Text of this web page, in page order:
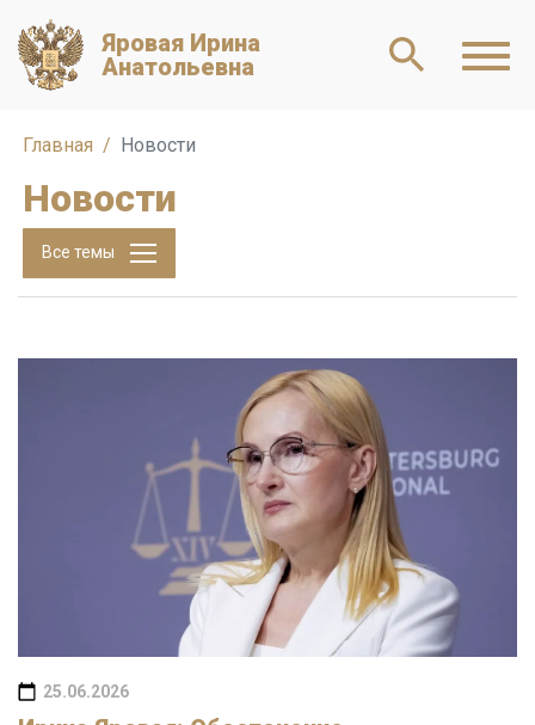
Яровая Ирина
Анатольевна
Главная Новости
Новости
Все темы
25.06.2026